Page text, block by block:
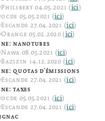
Philibert 04.05.2021 (ici)
ocde 05.05.2021 (ici)
Escande 27.04.2021 (ici)
Orange 05.02.2020 (ici)
nanotubes
Nawa 08.05.2021 (ici)
Bazizin 14.12.2020 (ici)
quotas d'émissions
Escande 27.04.2021 (ici)
taxes
ocde 05.05.2021 (ici)
Escande 27.04.2021 (ici)